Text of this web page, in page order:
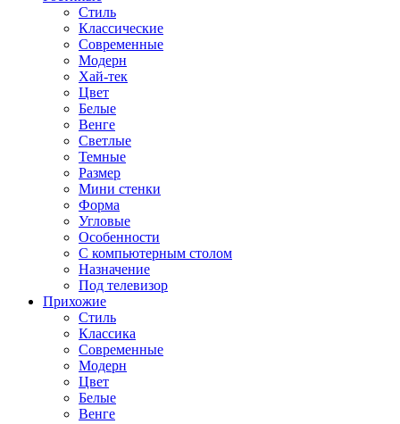
Стиль
Классические
Современные
Модерн
Хай-тек
Цвет
Белые
Венге
Светлые
Темные
Размер
Мини стенки
Форма
Угловые
Особенности
С компьютерным столом
Назначение
Под телевизор
Прихожие
Стиль
Классика
Современные
Модерн
Цвет
Белые
Венге